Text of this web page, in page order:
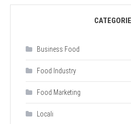
CATEGORIE
Business Food
Food Industry
Food Marketing
Locali